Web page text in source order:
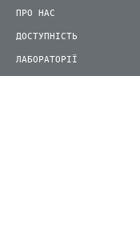
ПРО НАС
ДОСТУПНІСТЬ
ЛАБОРАТОРІЇ